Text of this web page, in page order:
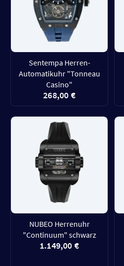
Sentempa Herren-
Automatikuhr "Tonneau
Casino"
268,00 €
NUBEO Herrenuhr
"Continuum" schwarz
1.149,00 €